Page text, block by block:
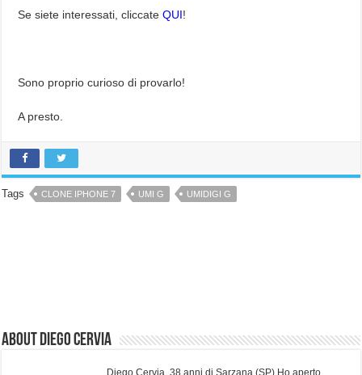
Se siete interessati, cliccateQUI!
Sono proprio curioso di provarlo!
A presto.
Tags CLONE IPHONE 7 UMI G UMIDIGI G
About Diego Cervia
Diego Cervia, 38 anni di Sarzana (SP) Ho aperto